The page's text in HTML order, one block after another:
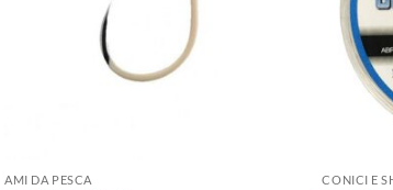
AMI DA PESCA CONICI E